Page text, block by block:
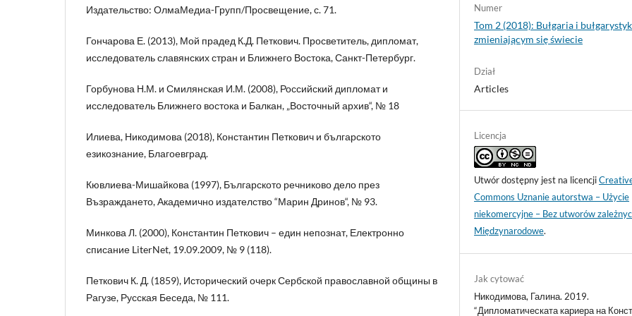
Издательство: ОлмаМедиа-Групп/Просвещение, с. 71.
Гончарова Е. (2013), Мой прадед К.Д. Петкович. Просветитель, дипломат,
исследователь славянских стран и Ближнего Востока, Санкт-Петербург.
Горбунова Н.М. и Смилянская И.М. (2008), Российский дипломат и
исследователь Ближнего востока и Балкан, „Восточный архив“, № 18
Илиева, Никодимова (2018), Константин Петкович и българското
езикознание, Благоевград.
Кювлиева-Мишайкова (1997), Българското речниково дело през
Възраждането, Академично издателство “Марин Дринов“, № 93.
Минкова Л. (2000), Константин Петкович – един непознат, Електронно
списание LiterNet, 19.09.2009, № 9 (118).
Петкович К. Д. (1859), Исторический очерк Сербской православной общины в
Рагузе, Русская Беседа, № 111.
Numer
Tom 2 (2018): Bułgaria i
zmieniającym się świecie
Dział
Articles
Licencja
Utwór dostępny jest na licencji
Commons Uznanie autorstwa – Użycie
niekomercyjne – Bez utworów
Międzynarodowe.
Jak cytować
Никодимова, Галина. 2019.
“Дипломатическата кариера на